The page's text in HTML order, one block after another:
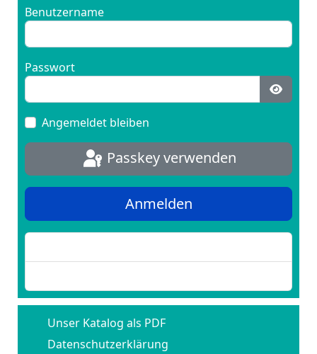
Benutzername
Passwort
Angemeldet bleiben
Passkey verwenden
Anmelden
Unser Katalog als PDF
Datenschutzerklärung